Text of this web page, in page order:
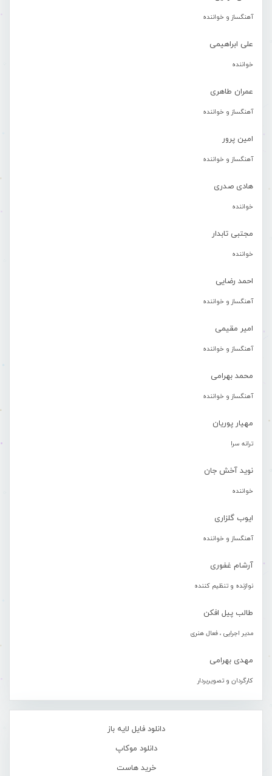
آهنگساز و خواننده
علی ابراهیمی
خواننده
عمران طاهری
آهنگساز و خواننده
امین پرور
آهنگساز و خواننده
هادی صدری
خواننده
مجتبی تابدار
خواننده
احمد رضایی
آهنگساز و خواننده
امیر مقیمی
آهنگساز و خواننده
محمد بهرامی
آهنگساز و خواننده
مهیار پوریان
ترانه سرا
نوید آخش جان
خواننده
ایوب گلزاری
آهنگساز و خواننده
آرشام غفوری
نوازنده و تنظیم کننده
طالب پیل افکن
مدیر اجرایی ، فعال هنری
مهدی بهرامی
کارگردان و تصویربردار
دانلود فایل لایه باز
دانلود موکاپ
خرید هاست